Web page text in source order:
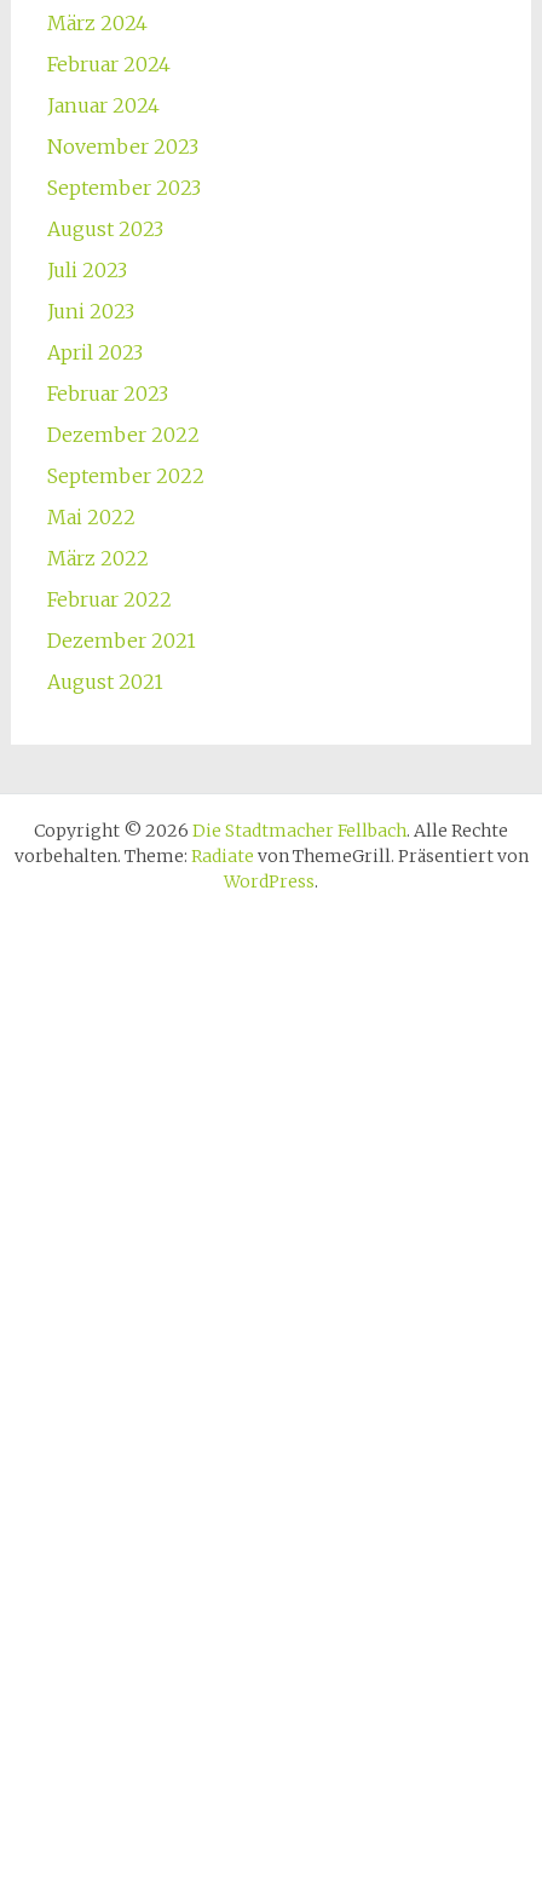
März 2024
Februar 2024
Januar 2024
November 2023
September 2023
August 2023
Juli 2023
Juni 2023
April 2023
Februar 2023
Dezember 2022
September 2022
Mai 2022
März 2022
Februar 2022
Dezember 2021
August 2021
Copyright © 2026 Die Stadtmacher Fellbach. Alle Rechte
vorbehalten. Theme: Radiate von ThemeGrill. Präsentiert von
WordPress.